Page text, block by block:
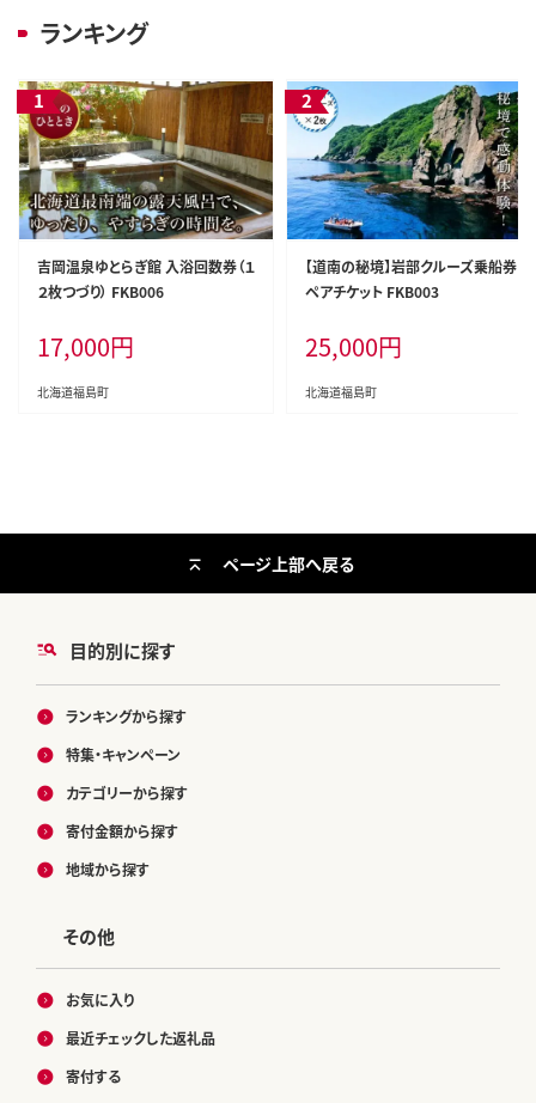
ランキング
吉岡温泉ゆとらぎ館 入浴回数券（１
２枚つづり） FKB006
17,000円
北海道福島町
【道南の秘境】岩部クルーズ乗船券
ペアチケット FKB003
25,000円
北海道福島町
目的別に探す
ランキングから探す
特集・キャンペーン
カテゴリーから探す
寄付金額から探す
地域から探す
その他
お気に入り
最近チェックした返礼品
寄付する
ページ上部へ戻る